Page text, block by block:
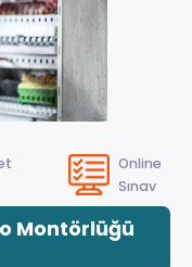
Online
Sınav
Montörlüğü